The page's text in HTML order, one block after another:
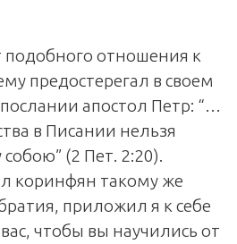
отношения к
предостерегал в своем
апостол Петр: “…
в Писании нельзя
(2 Пет. 2:20).
коринфян такому же
приложил я к себе
чтобы вы научились от